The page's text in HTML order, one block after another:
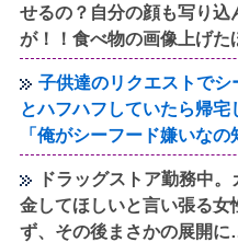
せるの？自分の顔も写り
が！！食べ物の画像上げ
子供達のリクエストで
とハフハフしていたら帰
「俺がシーフード嫌いな
ドラッグストア勤務中
金してほしいと言い張る女
ず、その後まさかの展開